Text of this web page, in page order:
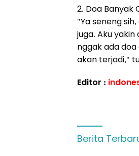
2. Doa Banyak
"Ya seneng
juga. Aku
nggak ada
akan terjadi,"
Editor :
Berita